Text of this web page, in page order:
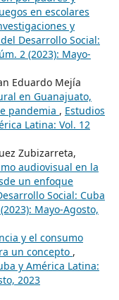
en escolares
y
Desarrollo Social:
2 (2023): Mayo-
Eduardo Mejía
en Guanajuato,
pandemia , Estudios
Latina: Vol. 12
Zubizarreta,
audiovisual en la
un enfoque
Social: Cuba
Mayo-Agosto,
y el consumo
un concepto ,
y América Latina:
2023